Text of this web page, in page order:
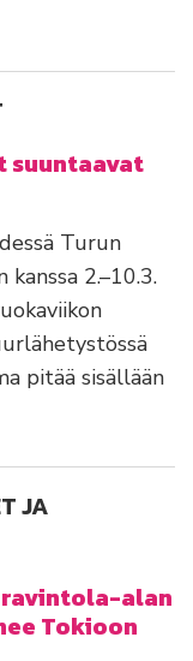
suuntaavat
Turun
2.–10.3.
pitää sisällään
JA
ravintola-alan
Tokioon